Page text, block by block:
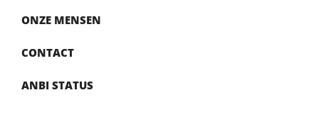
ONZE MENSEN
CONTACT
ANBI STATUS